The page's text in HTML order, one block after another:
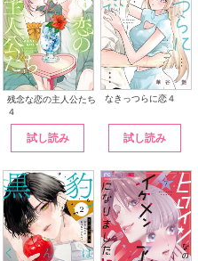
残念な恋の主人公たち
４
試し読み
なきっつらに恋４
試し読み